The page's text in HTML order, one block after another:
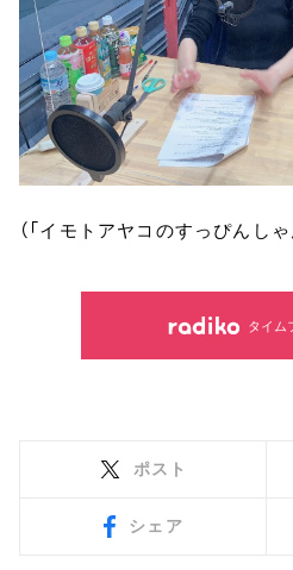
（「イモトアヤコのすっぴんしゃ
タイム
ポスト
シェア